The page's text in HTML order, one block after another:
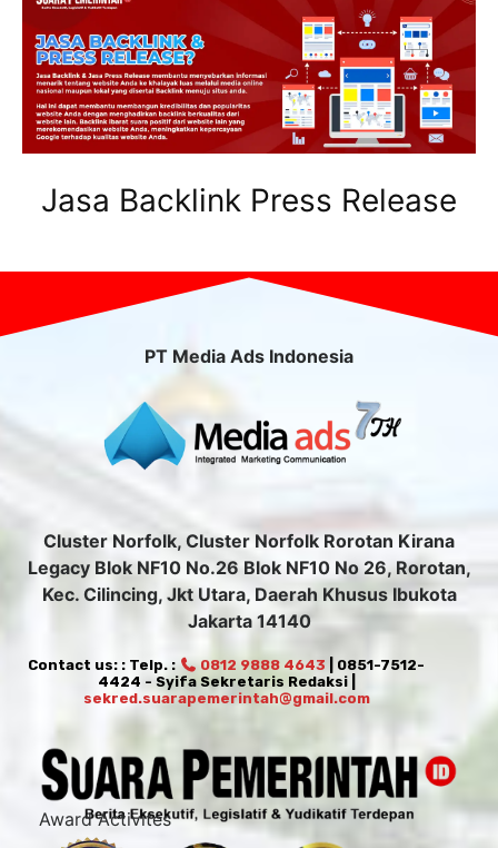
Jasa Backlink Press Release
PT Media Ads Indonesia
Cluster Norfolk, Cluster Norfolk Rorotan Kirana
Legacy Blok NF10 No.26 Blok NF10 No 26, Rorotan,
Kec. Cilincing, Jkt Utara, Daerah Khusus Ibukota
Jakarta 14140
Contact us: : Telp. : 0812 9888 4643 | 0851-7512-
4424 - Syifa Sekretaris Redaksi |
sekred.suarapemerintah@gmail.com
Award Activites